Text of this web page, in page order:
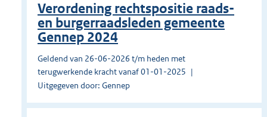
Verordening rechtspositie raads-
en burgerraadsleden gemeente
Gennep 2024
Geldend van 26-06-2026 t/m heden met
terugwerkende kracht vanaf 01-01-2025
Uitgegeven door: Gennep